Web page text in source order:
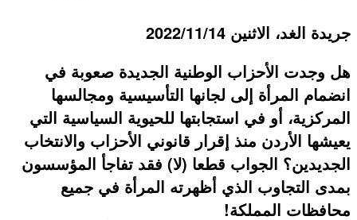
جريدة الغد، الاثنين 2022/11/14
هل وجدت الأحزاب الوطنية الجديدة صعوبة في
انضمام المرأة إلى لجانها التأسيسية ومجالسها
المركزية، أو في استجابتها للحيوية السياسية التي
يعيشها الأردن منذ إقرار قانوني الأحزاب والانتخاب
الجديدين؟ الجواب قطعا (لا) فقد تفاجأ المؤسسون
بمدى التجاوب الذي أظهرته المرأة في جميع
محافظات المملكة!